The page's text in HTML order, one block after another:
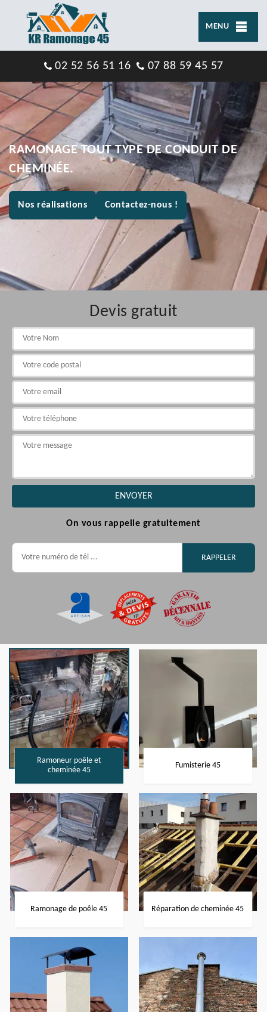
MENU
02 52 56 51 16 07 88 59 45 57
RAMONAGE TOUT TYPE DE CONDUIT DE
CHEMINÉE.
Nos réalisations Contactez-nous !
Devis gratuit
On vous rappelle gratuitement
Ramoneur poêle et
cheminée 45
Fumisterie 45
Ramonage de poêle 45 Réparation de cheminée 45